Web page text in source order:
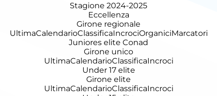
Stagione 2024-2025
Eccellenza
Girone regionale
UltimaCalendarioClassificaIncrociOrganiciMarcatori
Juniores elite Conad
Girone unico
UltimaCalendarioClassificaIncroci
Under 17 elite
Girone elite
UltimaCalendarioClassificaIncroci